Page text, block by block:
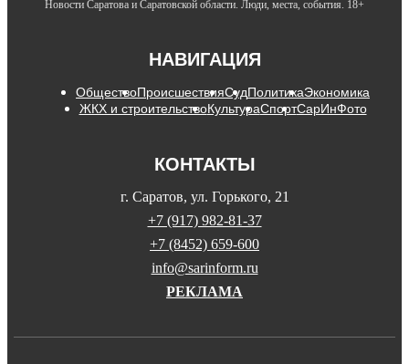
Новости Саратова и Саратовской области. Люди, места, события. 18+
НАВИГАЦИЯ
ОбществоПроисшествияСудПолитикаЭкономика
ЖКХ и строительствоКультураСпортСарИнФото
КОНТАКТЫ
г. Саратов, ул. Горького, 21
+7 (917) 982-81-37
+7 (8452) 659-600
info@sarinform.ru
РЕКЛАМА